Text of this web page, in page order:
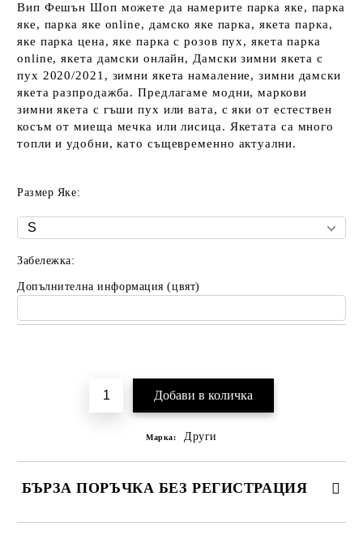
Вип Фешън Шоп можете да намерите парка яке, парка
яке, парка яке online, дамско яке парка, якета парка,
яке парка цена, яке парка с розов пух, якета парка
online, якета дамски онлайн, Дамски зимни якета с
пух 2020/2021, зимни якета намаление, зимни дамски
якета разпродажба. Предлагаме модни, маркови
зимни якета с гъши пух или вата, с яки от естествен
косъм от миеща мечка или лисица. Якетата са много
топли и удобни, като същевременно актуални.
Размер Яке:
Забележка:
Допълнителна информация (цвят)
Марка: Други
БЪРЗА ПОРЪЧКА БЕЗ РЕГИСТРАЦИЯ